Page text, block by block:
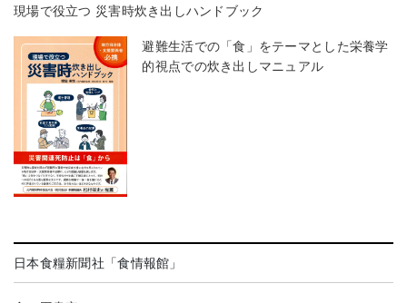
現場で役立つ 災害時炊き出しハンドブック
避難生活での「食」をテーマとした栄養学
的視点での炊き出しマニュアル
日本食糧新聞社「食情報館」